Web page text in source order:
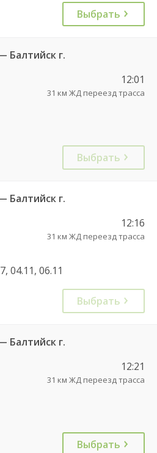
Выбрать
Балтийск г.
12:01
31 км ЖД переезд трасса
Выбрать
Балтийск г.
12:16
31 км ЖД переезд трасса
04.11, 06.11
Выбрать
Балтийск г.
12:21
31 км ЖД переезд трасса
Выбрать